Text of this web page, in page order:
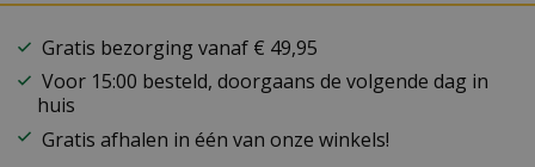
Gratis bezorging vanaf € 49,95
Voor 15:00 besteld, doorgaans de volgende dag in
huis
Gratis afhalen in één van onze winkels!